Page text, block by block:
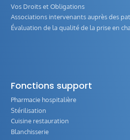
Vos Droits et Obligations
Associations intervenants auprès des
Évaluation de la qualité de la prise en
Fonctions support
Pharmacie hospitalière
Stérilisation
Cuisine restauration
Blanchisserie